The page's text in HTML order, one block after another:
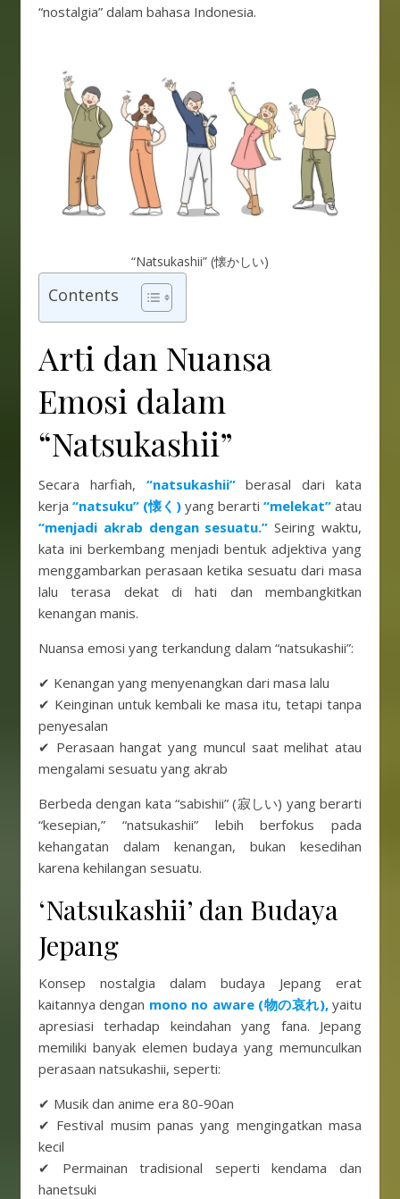
“nostalgia” dalam bahasa Indonesia.
“Natsukashii” (懐かしい)
Contents
Arti dan Nuansa
Emosi dalam
“Natsukashii”
Secara harfiah, “natsukashii” berasal dari kata
kerja “natsuku” (懐く)yang berarti “melekat”atau
“menjadi akrab dengan sesuatu.” Seiring waktu,
kata ini berkembang menjadi bentuk adjektiva yang
menggambarkan perasaan ketika sesuatu dari masa
lalu terasa dekat di hati dan membangkitkan
kenangan manis.
Nuansa emosi yang terkandung dalam “natsukashii”:
✔ Kenangan yang menyenangkan dari masa lalu
✔ Keinginan untuk kembali ke masa itu, tetapi tanpa
penyesalan
✔ Perasaan hangat yang muncul saat melihat atau
mengalami sesuatu yang akrab
Berbeda dengan kata “sabishii” (寂しい) yang berarti
“kesepian,” “natsukashii” lebih berfokus pada
kehangatan dalam kenangan, bukan kesedihan
karena kehilangan sesuatu.
‘Natsukashii’ dan Budaya
Jepang
Konsep nostalgia dalam budaya Jepang erat
kaitannya dengan mono no aware (物の哀れ),yaitu
apresiasi terhadap keindahan yang fana. Jepang
memiliki banyak elemen budaya yang memunculkan
perasaan natsukashii, seperti:
✔ Musik dan anime era 80-90an
✔ Festival musim panas yang mengingatkan masa
kecil
✔ Permainan tradisional seperti kendama dan
hanetsuki